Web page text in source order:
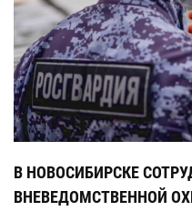
В НОВОСИБИРСКЕ
ВНЕВЕДОМСТВЕННОЙ